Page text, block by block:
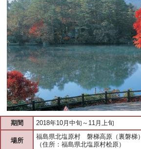
期間 2018年10月中旬～11月上旬
場所
福島県北塩原村 磐梯高原（裏磐梯）
（住所：福島県北塩原村桧原）